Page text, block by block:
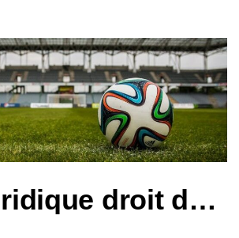
Veille juridique droit du sport – Décisions clés du 4ème trimestre 2025